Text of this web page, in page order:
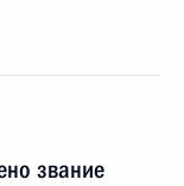
звание